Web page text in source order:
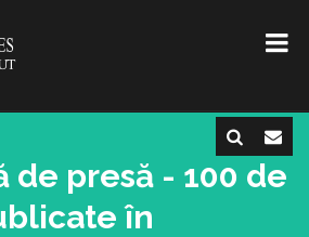
de presă - 100 de
în